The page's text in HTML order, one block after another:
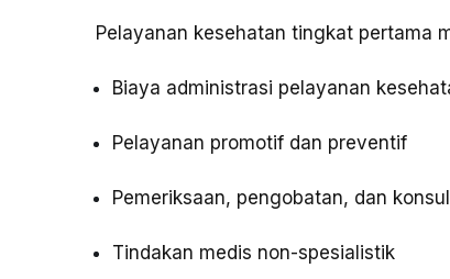
Pelayanan kesehatan tingkat pertama
Biaya administrasi pelayanan
Pelayanan promotif dan preventif
Pemeriksaan, pengobatan, dan
Tindakan medis non-spesialistik